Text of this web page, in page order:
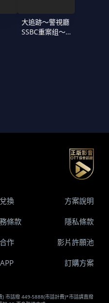
大追跡〜警視廳
SSBC重案组〜
市話撥 449-5888(市話計費)*市話請直撥
換 方案說明
條款 隱私條款
作 影片許願池
訂購方案